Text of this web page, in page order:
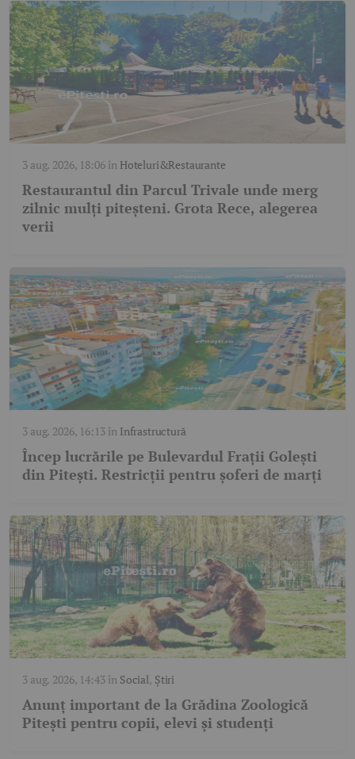
3 aug. 2026, 18:06în Hoteluri&Restaurante
Restaurantul din Parcul Trivale unde merg
zilnic mulți piteșteni. Grota Rece, alegerea
verii
3 aug. 2026, 16:13în Infrastructură
Încep lucrările pe Bulevardul Frații Golești
din Pitești. Restricții pentru șoferi de marți
3 aug. 2026, 14:43în Social, Știri
Anunț important de la Grădina Zoologică
Pitești pentru copii, elevi și studenți